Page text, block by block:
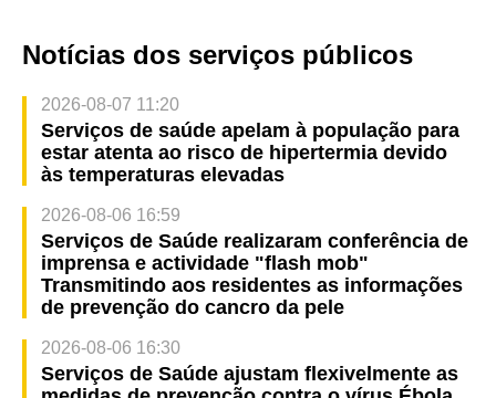
Notícias dos serviços públicos
2026-08-07 11:20
Serviços de saúde apelam à população para
estar atenta ao risco de hipertermia devido
às temperaturas elevadas
2026-08-06 16:59
Serviços de Saúde realizaram conferência de
imprensa e actividade "flash mob"
Transmitindo aos residentes as informações
de prevenção do cancro da pele
2026-08-06 16:30
Serviços de Saúde ajustam flexivelmente as